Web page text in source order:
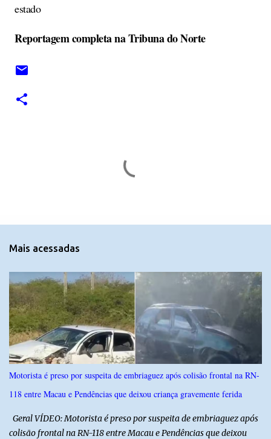
estado
Reportagem completa na Tribuna do Norte
n
r
i
o
s
Mais acessadas
Motorista é preso por suspeita de embriaguez após colisão frontal na RN-
118 entre Macau e Pendências que deixou criança gravemente ferida
Geral VÍDEO: Motorista é preso por suspeita de embriaguez após
colisão frontal na RN-118 entre Macau e Pendências que deixou